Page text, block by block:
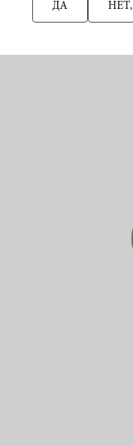
НАЗАД
ДА